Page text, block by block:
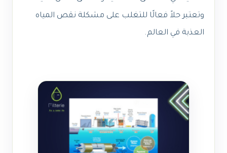
وتعتبر حلاً فعالًا للتغلب على مشكلة نقص المياه
العذبة في العالم.